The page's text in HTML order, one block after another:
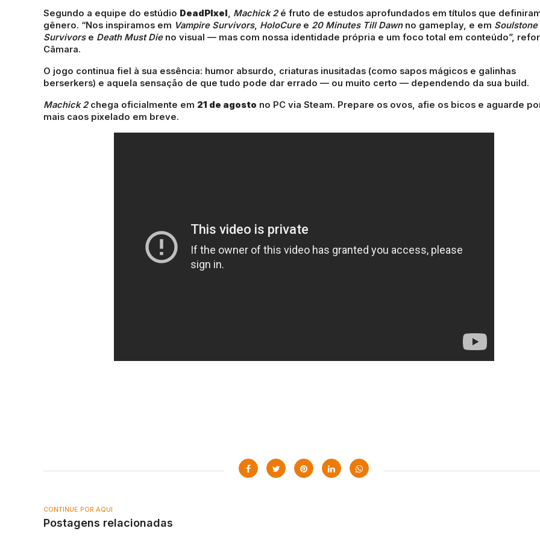
Segundo a equipe do estúdio DeadPIxel Machick 2é fruto de estudos aprofundados em títulos que
gênero. “Nos inspiramos em Vampire Survivors, HoloCuree 20 Minutes Till Dawnno gameplay, e em Soulstone
Survivorse Death Must Dieno visual — mas com nossa identidade própria e um foco total em conteúdo”,
Câmara.
O jogo continua fiel à sua essência: humor absurdo, criaturas inusitadas (como sapos mágicos e galinhas
berserkers) e aquela sensação de que tudo pode dar errado — ou muito certo — dependendo da sua build.
Machick 2chega oficialmente em 21 de agosto no PC via Steam. Prepare os ovos, afie os bicos e aguarde
mais caos pixelado em breve.
CONTINUE POR AQUI
Postagens relacionadas